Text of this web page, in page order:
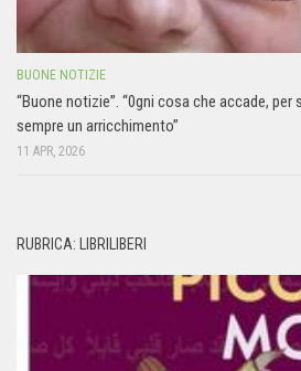
BUONE NOTIZIE
“Buone notizie”. “0gni cosa che accade,
sempre un arricchimento”
11 APR, 2026
RUBRICA: LIBRILIBERI